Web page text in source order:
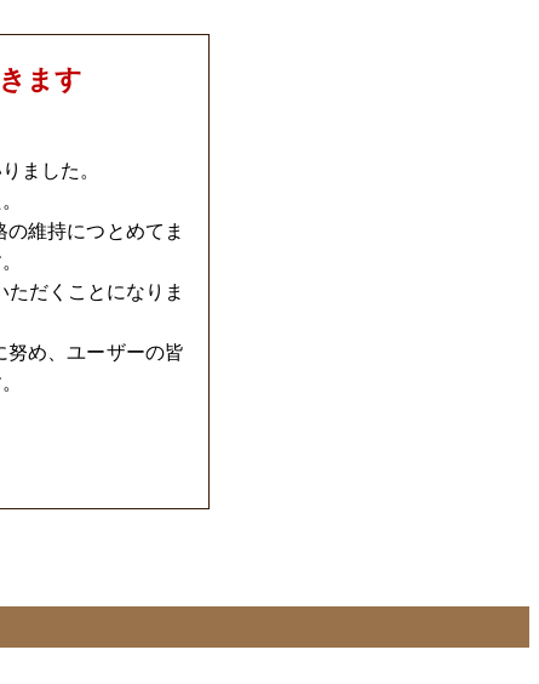
ます
ました。
維持につとめてま
だくことになりま
努め、ユーザーの皆